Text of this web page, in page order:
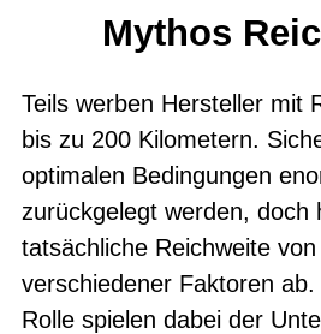
Mythos
Teils werben Hersteller mit
bis zu 200 Kilometern.
optimalen Bedingungen
zurückgelegt werden, doch
tatsächliche Reichweite
verschiedener Faktoren
Rolle spielen dabei der